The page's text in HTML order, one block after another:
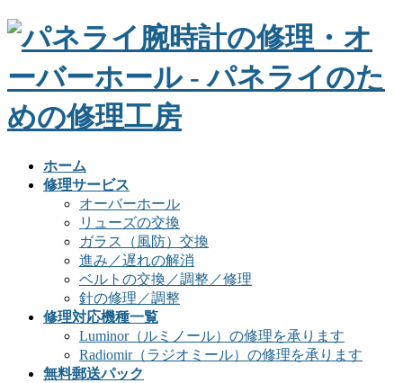
ホーム
修理サービス
オーバーホール
リューズの交換
ガラス（風防）交換
進み／遅れの解消
ベルトの交換／調整／修理
針の修理／調整
修理対応機種一覧
Luminor（ルミノール）の修理を承ります
Radiomir（ラジオミール）の修理を承ります
無料郵送パック